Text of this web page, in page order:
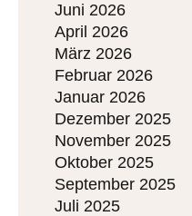
Juni 2026
April 2026
März 2026
Februar 2026
Januar 2026
Dezember 2025
November 2025
Oktober 2025
September 2025
Juli 2025